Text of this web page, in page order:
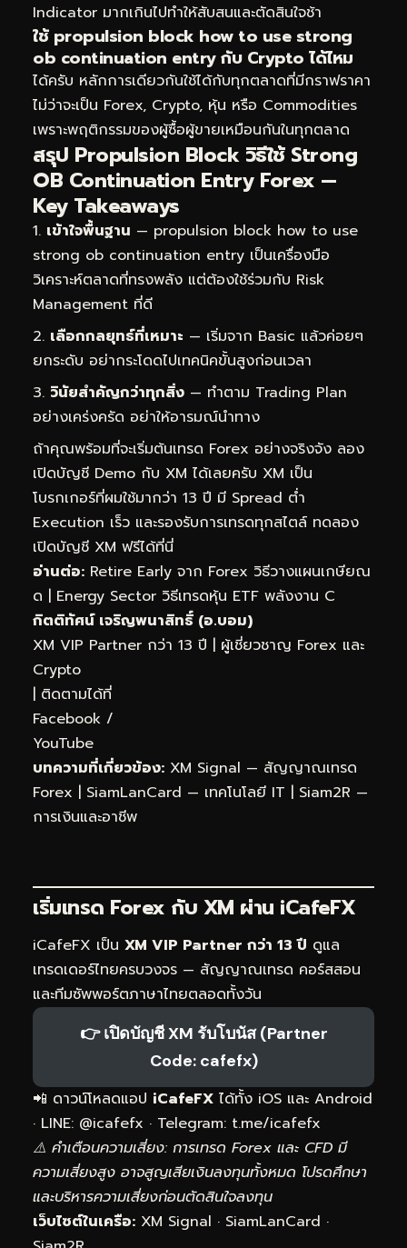
Indicator มากเกินไปทำให้สับสนและตัดสินใจช้า
ใช้ propulsion block how to use strong
ob continuation entry กับ Crypto ได้ไหม
ได้ครับ หลักการเดียวกันใช้ได้กับทุกตลาดที่มีกราฟราคา
ไม่ว่าจะเป็น Forex, Crypto, หุ้น หรือ Commodities
เพราะพฤติกรรมของผู้ซื้อผู้ขายเหมือนกันในทุกตลาด
สรุป Propulsion Block วิธีใช้ Strong
OB Continuation Entry Forex —
Key Takeaways
เข้าใจพื้นฐาน — propulsion block how to use
strong ob continuation entry เป็นเครื่องมือ
วิเคราะห์ตลาดที่ทรงพลัง แต่ต้องใช้ร่วมกับ Risk
Management ที่ดี
เลือกกลยุทธ์ที่เหมาะ — เริ่มจาก Basic แล้วค่อยๆ
ยกระดับ อย่ากระโดดไปเทคนิคขั้นสูงก่อนเวลา
วินัยสำคัญกว่าทุกสิ่ง — ทำตาม Trading Plan
อย่างเคร่งครัด อย่าให้อารมณ์นำทาง
ถ้าคุณพร้อมที่จะเริ่มต้นเทรด Forex อย่างจริงจัง ลอง
เปิดบัญชี Demo กับ XM ได้เลยครับ XM เป็น
โบรกเกอร์ที่ผมใช้มากว่า 13 ปี มี Spread ต่ำ
Execution เร็ว และรองรับการเทรดทุกสไตล์ ทดลอง
เปิดบัญชี XM ฟรีได้ที่นี่
อ่านต่อ: Retire Early จาก Forex วิธีวางแผนเกษียณ
ด | Energy Sector วิธีเทรดหุ้น ETF พลังงาน C
กิตติทัศน์ เจริญพนาสิทธิ์ (อ.บอม)
XM VIP Partner กว่า 13 ปี | ผู้เชี่ยวชาญ Forex และ
Crypto
| ติดตามได้ที่
Facebook /
YouTube
บทความที่เกี่ยวข้อง: XM Signal — สัญญาณเทรด
Forex | SiamLanCard — เทคโนโลยี IT | Siam2R —
การเงินและอาชีพ
เริ่มเทรด Forex กับ XM ผ่าน iCafeFX
iCafeFX เป็น XM VIP Partner กว่า 13 ปี ดูแล
เทรดเดอร์ไทยครบวงจร — สัญญาณเทรด คอร์สสอน
และทีมซัพพอร์ตภาษาไทยตลอดทั้งวัน
👉 เปิดบัญชี XM รับโบนัส (Partner
Code: cafefx)
📲 ดาวน์โหลดแอป iCafeFX ได้ทั้ง iOS และ Android
· LINE: @icafefx · Telegram: t.me/icafefx
⚠️ คำเตือนความเสี่ยง: การเทรด Forex และ CFD มี
ความเสี่ยงสูง อาจสูญเสียเงินลงทุนทั้งหมด โปรดศึกษา
และบริหารความเสี่ยงก่อนตัดสินใจลงทุน
เว็บไซต์ในเครือ: XM Signal · SiamLanCard ·